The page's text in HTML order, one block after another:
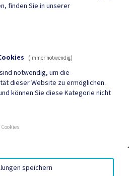
Neuigkeiten
BARRIEREFREIHEIT
finden Sie in unserer
(immer notwendig)
notwendig, um die
dieser Website zu ermöglichen.
können Sie diese Kategorie nicht
speichern